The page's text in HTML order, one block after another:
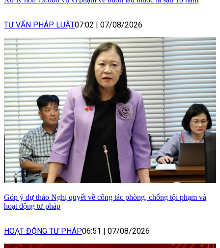
TƯ VẤN PHÁP LUẬT07:02 07/08/2026
Góp ý dự thảo Nghị quyết về công tác phòng, chống tội phạm và
hoạt động tư pháp
HOẠT ĐỘNG TƯ PHÁP06:51 07/08/2026